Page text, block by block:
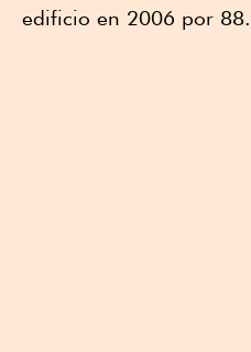
edificio en 2006 por